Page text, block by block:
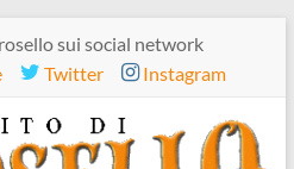
sui social network
Twitter Instagram